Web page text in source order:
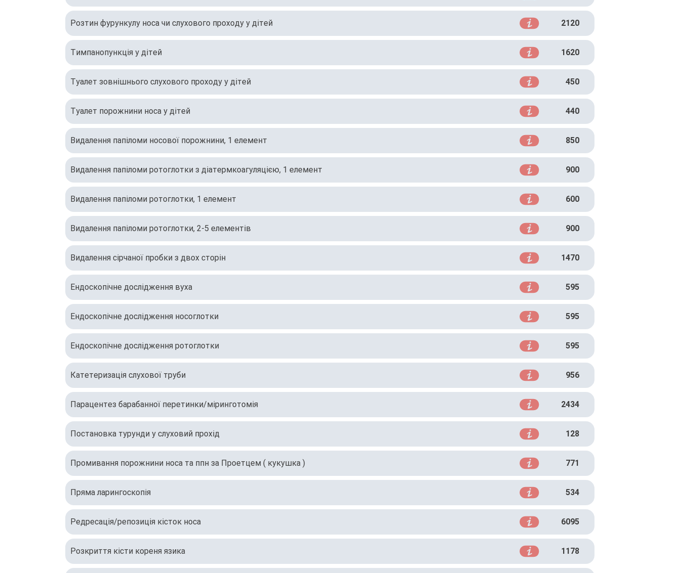
Розтин фурункулу носа чи слухового проходу у дітей 2120
Тимпанопункція у дітей 1620
Туалет зовнішнього слухового проходу у дітей 450
Туалет порожнини носа у дітей 440
Видалення папіломи носової порожнини, 1 елемент 850
Видалення папіломи ротоглотки з діатермкоагуляцією, 1 елемент 900
Видалення папіломи ротоглотки, 1 елемент 600
Видалення папіломи ротоглотки, 2-5 елементів 900
Видалення сірчаної пробки з двох сторін 1470
Ендоскопічне дослідження вуха 595
Ендоскопічне дослідження носоглотки 595
Ендоскопічне дослідження ротоглотки 595
Катетеризація слухової труби 956
Парацентез барабанної перетинки/міринготомія 2434
Постановка турунди у слуховий прохід 128
Промивання порожнини носа та ппн за Проетцем ( кукушка ) 771
Пряма ларингоскопія 534
Редресація/репозиція кісток носа 6095
Розкриття кісти кореня язика 1178